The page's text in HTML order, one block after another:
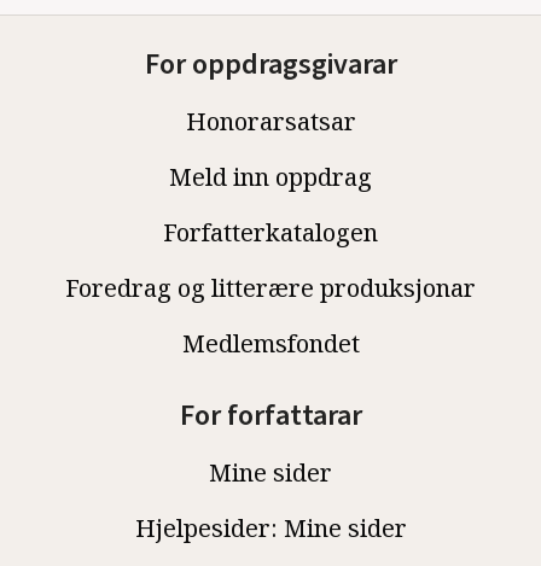
For oppdragsgivarar
Honorarsatsar
Meld inn oppdrag
Forfatterkatalogen
Foredrag og litterære produksjonar
Medlemsfondet
For forfattarar
Mine sider
Hjelpesider: Mine sider